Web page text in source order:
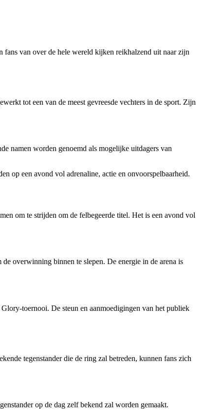
fans van over de hele wereld kijken reikhalzend uit naar zijn
tot een van de meest gevreesde vechters in de sport. Zijn
namen worden genoemd als mogelijke uitdagers van
op een avond vol adrenaline, actie en onvoorspelbaarheid.
om te strijden om de felbegeerde titel. Het is een avond vol
overwinning binnen te slepen. De energie in de arena is
toernooi. De steun en aanmoedigingen van het publiek
tegenstander die de ring zal betreden, kunnen fans zich
op de dag zelf bekend zal worden gemaakt.